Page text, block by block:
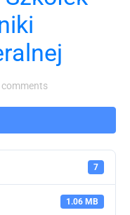
comments
7
1.06 MB